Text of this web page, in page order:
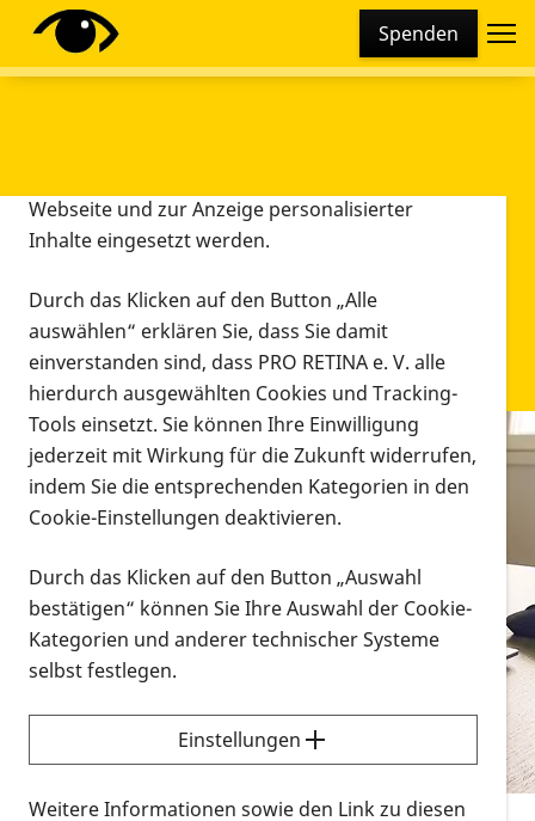
Spenden
Infomaterial
Infomaterial
Vorlesen
Alle Infomaterialien in verschiedenen
Formaten an einem Ort
Sie möchten wissen, wie Sie nach Infonmaterial
suchen und dieses bestellen bzw. herunterladen
können? Schauen Sie sich dieErklärvideos zum
Thema Infomaterial auf der PRO RETINA-Website
Diese Webseite setzt verschiedene Cookies und
Tracking-Tools ein. Dies beinhaltet Cookies und
Webseite und zur Anzeige personalisierter
Inhalte eingesetzt werden.
Durch das Klicken auf den Button „Alle
auswählen“ erklären Sie, dass Sie damit
einverstanden sind, dass PRO RETINA e. V. alle
hierdurch ausgewählten Cookies und Tracking-
Tools einsetzt. Sie können Ihre Einwilligung
jederzeit mit Wirkung für die Zukunft widerrufen,
indem Sie die entsprechenden Kategorien in den
Cookie-Einstellungen deaktivieren.
Durch das Klicken auf den Button „Auswahl
bestätigen“ können Sie Ihre Auswahl der Cookie-
Kategorien und anderer technischer Systeme
selbst festlegen.
Einstellungen
Weitere Informationen sowie den Link zu diesen